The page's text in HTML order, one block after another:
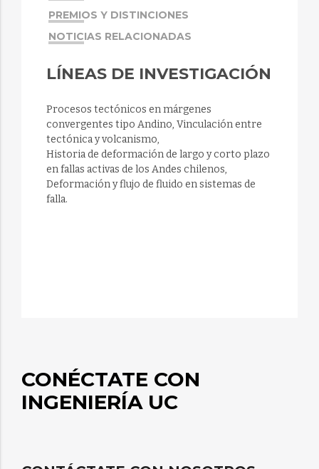
PREMIOS Y DISTINCIONES
NOTICIAS RELACIONADAS
LÍNEAS DE INVESTIGACIÓN
Procesos tectónicos en márgenes
convergentes tipo Andino, Vinculación entre
tectónica y volcanismo,
Historia de deformación de largo y corto plazo
en fallas activas de los Andes chilenos,
Deformación y flujo de fluido en sistemas de
falla.
CONÉCTATE CON
INGENIERÍA UC